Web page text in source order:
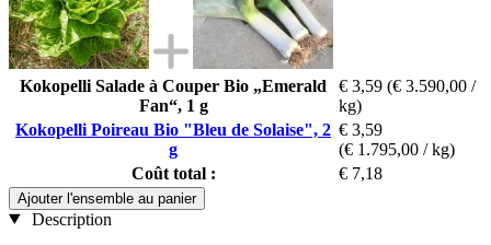
Kokopelli Salade à Couper Bio „Emerald
Fan“, 1 g
€ 3,59 (€ 3.590,00 /
kg)
Kokopelli Poireau Bio "Bleu de Solaise", 2
g
€ 3,59
(€ 1.795,00 / kg)
Coût total :
€ 7,18
Ajouter l'ensemble au panier
Description